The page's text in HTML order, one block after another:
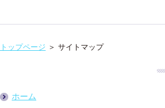
トップページ ＞ サイトマップ
ホーム